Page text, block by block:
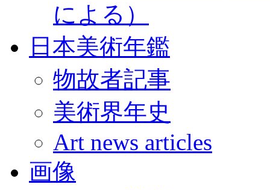
による）
日本美術年鑑
物故者記事
美術界年史
Art news articles
画像